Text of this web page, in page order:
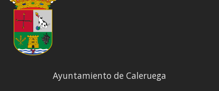
Ayuntamiento de Caleruega